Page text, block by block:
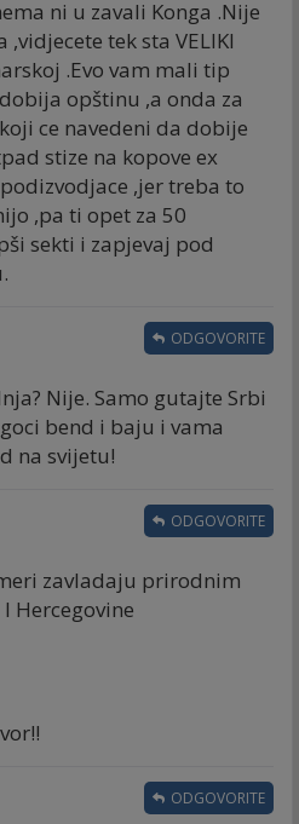
ni u zavali Konga .Nije
tek sta VELIKI
.Evo vam mali tip
opštinu ,a onda za
ce navedeni da dobije
stize na kopove ex
,jer treba to
,pa ti opet za 50
sekti i zapjevaj pod
Nije. Samo gutajte Srbi
bend i baju i vama
na svijetu!
ODGOVORITE
zavladaju prirodnim
Hercegovine
ODGOVORITE
ODGOVORITE